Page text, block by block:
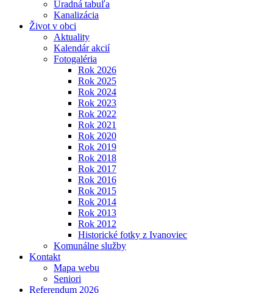
Úradná tabuľa
Kanalizácia
Život v obci
Aktuality
Kalendár akcií
Fotogaléria
Rok 2026
Rok 2025
Rok 2024
Rok 2023
Rok 2022
Rok 2021
Rok 2020
Rok 2019
Rok 2018
Rok 2017
Rok 2016
Rok 2015
Rok 2014
Rok 2013
Rok 2012
Historické fotky z Ivanoviec
Komunálne služby
Kontakt
Mapa webu
Seniori
Referendum 2026